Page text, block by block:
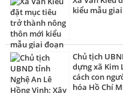
kiểu mẫu
Chủ tịch
dựng xã Kim
cách con
hóa Hồ Chí